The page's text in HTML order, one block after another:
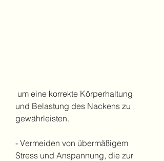
und Belastung des Nackens zu
gewährleisten.
- Vermeiden von übermäßigem
Stress und Anspannung, die zur